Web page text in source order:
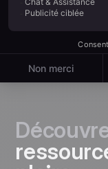
Example H2